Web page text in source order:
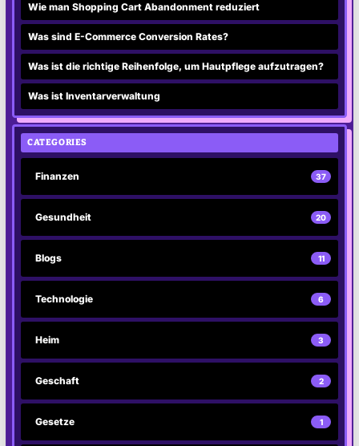
Wie man Shopping Cart Abandonment reduziert
Was sind E-Commerce Conversion Rates?
Was ist die richtige Reihenfolge, um Hautpflege aufzutragen?
Was ist Inventarverwaltung
CATEGORIES
Finanzen 37
Gesundheit 20
Blogs 11
Technologie 6
Heim 3
Geschaft 2
Gesetze 1